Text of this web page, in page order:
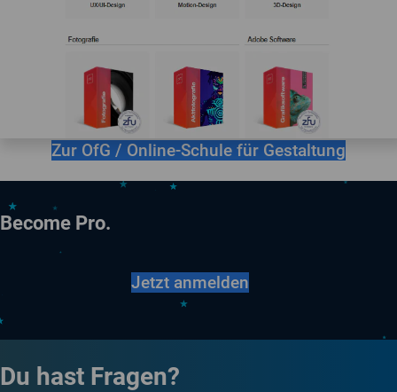
Zur OfG / Online-Schule für Gestaltung
Become Pro.
Jetzt anmelden
Du hast Fragen?